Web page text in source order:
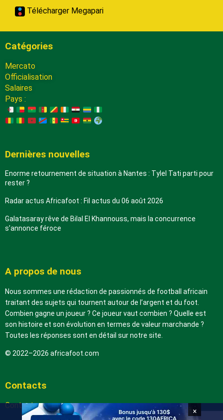
Télécharger Megapari
Catégories
Mercato
Officialisation
Salaires
Pays :
Dernières nouvelles
Enorme retournement de situation à Nantes : Tylel Tati parti pour
rester ?
Radar actus Africafoot : Fil actus du 06 août 2026
Galatasaray rêve de Bilal El Khannouss, mais la concurrence
s’annonce féroce
A propos de nous
Nous sommes une rédaction de passionnés de football africain
traitant des sujets qui tournent autour de l’argent et du foot.
Combien gagne un joueur ? Ce joueur vaut combien ? Quelle est
son histoire et son évolution en termes de valeur marchande ?
Toutes les réponses sont en détail sur notre site.
© 2022–2026 africafoot.com
Contacts
Contactez-nous ×